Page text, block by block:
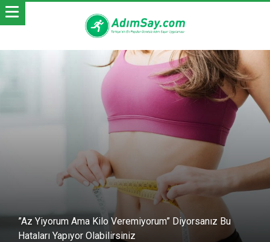
”Az Yiyorum Ama Kilo Veremiyorum” Diyorsanız Bu
Hataları Yapıyor Olabilirsiniz